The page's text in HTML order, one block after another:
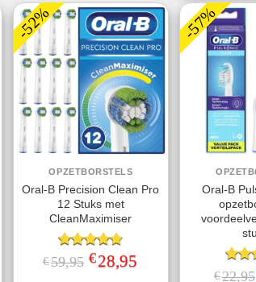
-52%
OPZETBORSTELS
Oral-B Precision Clean Pro
12 Stuks met
CleanMaximiser
Gewaardeerd
4.75uit 5
€59,95 Oorspronkelijke
prijs
€28,95
-57%
Oral-B
€22,95